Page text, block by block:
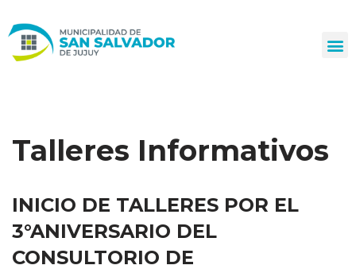
al
Talleres Informativos
INICIO DE TALLERES POR EL
3°ANIVERSARIO DEL
CONSULTORIO DE